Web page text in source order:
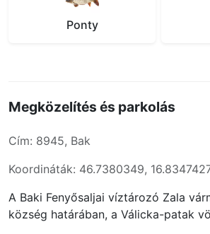
Ponty
Megközelítés és parkolás
Cím: 8945, Bak
Koordináták: 46.7380349,
A Baki Fenyősaljai víztározó Zala
község határában, a Válicka-patak